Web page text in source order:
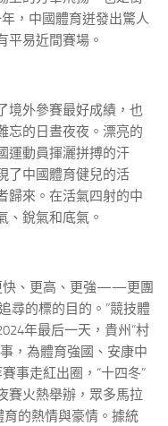
，中國體育迸發出驚人
平易近間賽場。
境外參賽最好成績，也
忘的日晝夜夜。漂亮的
運動員揮灑拼搏的汗
了中國體育健兒的活
歸來。在活氣四射的中
、銳氣和底氣。
快、更高、更強——更團
尋的標的目的。”競技體
年最后一天，貴州“村
，為體育強國、安康中
事走紅出圈，“十四冬”
賽火熱舉辦，眾多馬拉
育的熱情與豪情。據統